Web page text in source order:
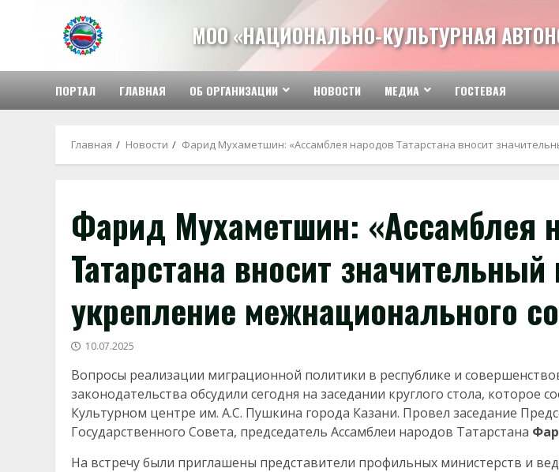
содержимому
МОО «НАЦИОНАЛЬНО-КУЛЬТУРНАЯ
ПОРТАЛ ГЛАВНАЯ ОБ ОРГАНИЗАЦИИ НОВОСТИ МЕДИА ГОСТЕВАЯ
Главная Новости Фарид Мухаметшин: «Ассамблея народов Татарстана вносит
Фарид Мухаметшин: «Ассамблея
Татарстана вносит
укрепление межнационального
10.07.2025
Вопросы реализации миграционной политики в республике и
законодательства обсудили сегодня на заседании круглого стола, которое
Культурном центре им. А.С. Пушкина города Казани. Провел заседание
Государственного Совета, председатель Ассамблеи народов Татарстана
На встречу были приглашены представители профильных министерств и